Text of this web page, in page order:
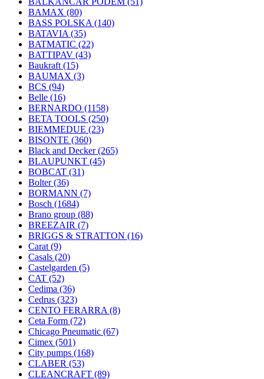
BAMAX (80)
BASS POLSKA (140)
BATAVIA (35)
BATMATIC (22)
BATTIPAV (43)
Baukraft (15)
BAUMAX (3)
BCS (94)
Belle (16)
BERNARDO (1158)
BETA TOOLS (250)
BIEMMEDUE (23)
BISONTE (360)
Black and Decker(265)
BLAUPUNKT (45)
BOBCAT (31)
Bolter(36)
BORMANN (7)
Bosch (1684)
Brano group (88)
BREEZAIR (7)
BRIGGS & STRATTON (16)
Carat (9)
Casals (20)
Castelgarden (5)
CAT (52)
Cedima (36)
Cedrus (323)
CENTO FERARRA (8)
Ceta Form (72)
Chicago Pneumatic (67)
Cimex (501)
City pumps (168)
CLABER (53)
CLEANCRAFT (89)